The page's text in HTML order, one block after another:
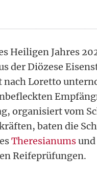
Heiligen Jahres
der Diözese
nach Loretto
organisiert vom
baten die
Theresianumsund
Reifeprüfungen.